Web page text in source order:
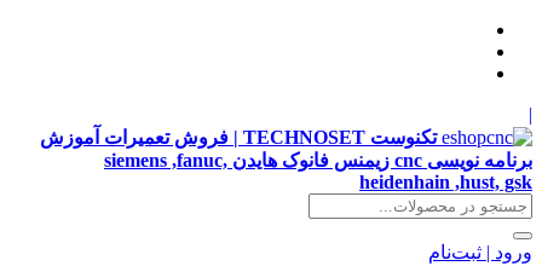
|
تکنوست TECHNOSET | فروش تعمیرات آموزش
برنامه نویسی cnc زیمنس فانوک هایدن siemens ,fanuc,
heidenhain ,hust, gsk
ورود | ثبت‌نام